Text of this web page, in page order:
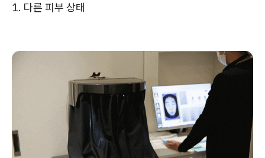
1. 다른 피부 상태